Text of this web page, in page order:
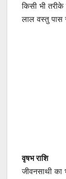
किसी भी
लाल वस्तु पास
वृषभ राशि
जीवनसाथी का